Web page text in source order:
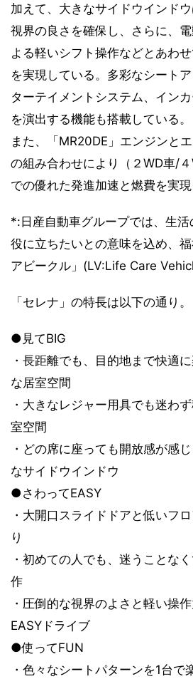
加えて、大きなサイドウインド
視界の良さを確保し、さらに、
よる軽いシフト操作などとあわ
を実現している。多彩なシート
ターテイメントシステム、イン
を演出する機能も搭載している。
また、「MR20DE」エンジンと
の組み合わせにより（２WD車/
での優れた発進加速と燃費を実現
*:日産自動車グループでは、生
役に立ちたいとの意味を込め、
アビークル」(LV:Life Care
「セレナ」の特長は以下の通り。
●見てBIG
・長距離でも、目的地まで快適
な居室空間
・大きなレジャー用具でも迷わ
室空間
・どの席に座っても開放感が感
なサイドウインドウ
●さわってEASY
・大開口スライドドアと低いフ
り
・初めての人でも、迷うことな
作
・圧倒的な視界のよさと軽い操
EASYドライブ
●使ってFUN
・色々なシートパターンを1台で